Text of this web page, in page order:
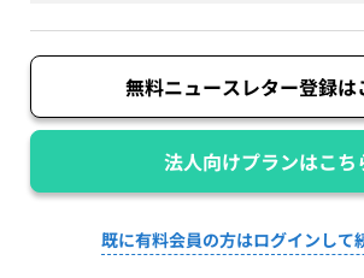
無料ニュースレター登録は
法人向けプランはこち
既に有料会員の方はログインして